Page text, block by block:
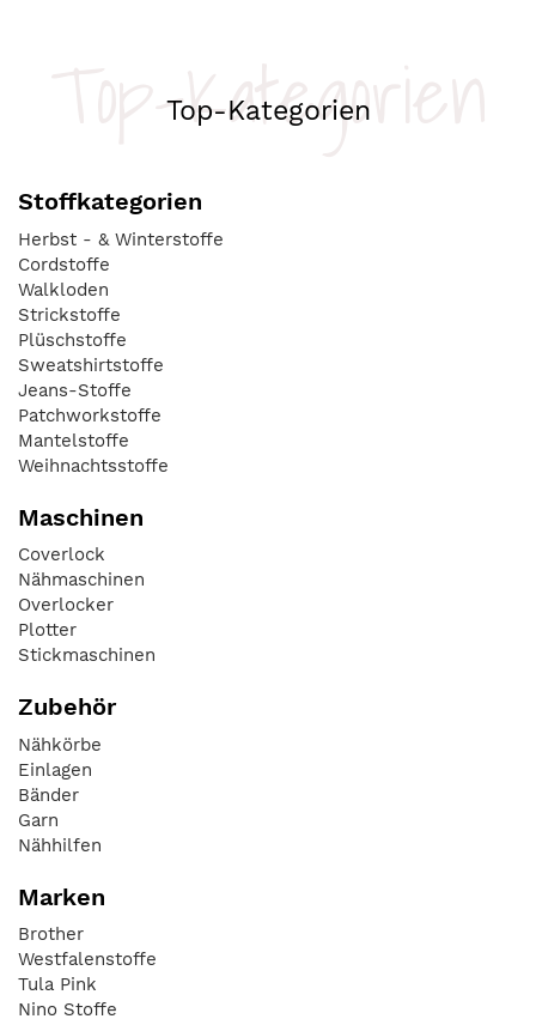
Top-Kategorien
Top-Kategorien
Stoffkategorien
Herbst - & Winterstoffe
Cordstoffe
Walkloden
Strickstoffe
Plüschstoffe
Sweatshirtstoffe
Jeans-Stoffe
Patchworkstoffe
Mantelstoffe
Weihnachtsstoffe
Maschinen
Coverlock
Nähmaschinen
Overlocker
Plotter
Stickmaschinen
Zubehör
Nähkörbe
Einlagen
Bänder
Garn
Nähhilfen
Marken
Brother
Westfalenstoffe
Tula Pink
Nino Stoffe